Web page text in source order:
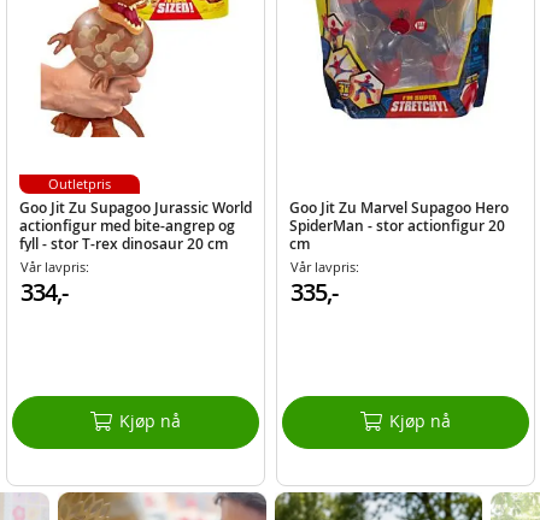
Goo Jit Zu Supagoo Jurassic World
actionfigur med bite-angrep og
fyll - stor T-rex dinosaur 20 cm
Vår lavpris:
334,-
Kjøp nå
Outletpris
Goo Jit Zu Marvel Supagoo Hero
SpiderMan - stor actionfigur 20
cm
Vår lavpris:
335,-
Kjøp nå